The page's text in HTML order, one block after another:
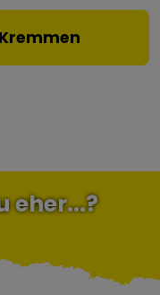
eher...?